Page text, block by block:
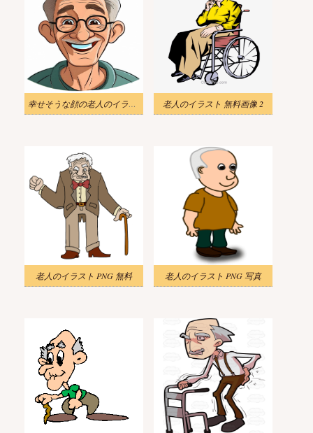
幸せそうな顔の老人のイラスト 老人のイラスト 無料画像 2
老人のイラスト PNG 無料 老人のイラスト PNG 写真